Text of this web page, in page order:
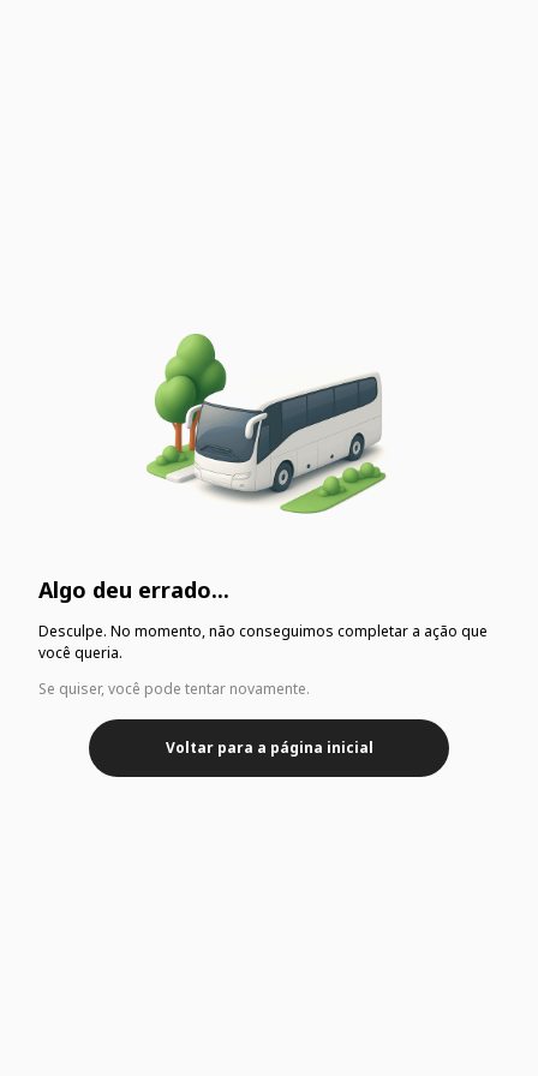
Algo deu errado...
Desculpe. No momento, não conseguimos completar a ação que
você queria.
Se quiser, você pode tentar novamente.
Voltar para a página inicial